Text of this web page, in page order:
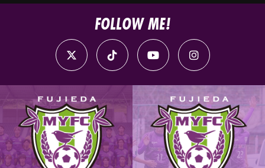
FOLLOW ME!